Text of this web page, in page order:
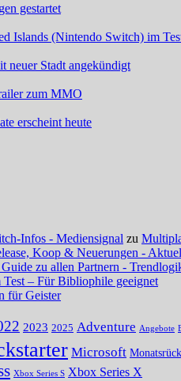
gestartet
Islands (Nintendo Switch) im
neuer Stadt angekündigt
zum MMO
erscheint heute
Infos - Mediensignal zu
Koop & Neuerungen -
zu allen Partnern -
– Für Bibliophile geeignet
für Geister
2023 2025 Adventure Angebote
Microsoft
Xbox Series S Xbox Series X